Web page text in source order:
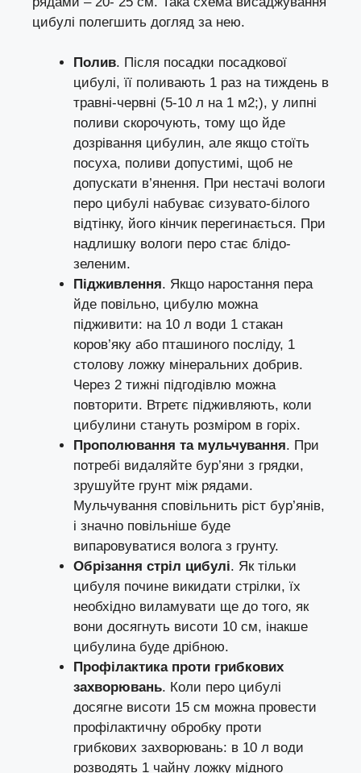
цибулі полегшить догляд за нею.
Полив. Після посадки посадкової
цибулі, її поливають 1 раз на тиждень в
травні-червні (5-10 л на 1 м2;), у липні
поливи скорочують, тому що йде
дозрівання цибулин, але якщо стоїть
посуха, поливи допустимі, щоб не
допускати в’янення. При нестачі вологи
перо цибулі набуває сизувато-білого
відтінку, його кінчик перегинається. При
надлишку вологи перо стає блідо-
зеленим.
Підживлення. Якщо наростання пера
йде повільно, цибулю можна
підживити: на 10 л води 1 стакан
коров’яку або пташиного посліду, 1
столову ложку мінеральних добрив.
Через 2 тижні підгодівлю можна
повторити. Втретє підживляють, коли
цибулини стануть розміром в горіх.
Прополювання та мульчування. При
потребі видаляйте бур’яни з грядки,
зрушуйте грунт між рядами.
Мульчування сповільнить ріст бур’янів,
і значно повільніше буде
випаровуватися волога з грунту.
Обрізання стріл цибулі. Як тільки
цибуля почине викидати стрілки, їх
необхідно виламувати ще до того, як
вони досягнуть висоти 10 см, інакше
цибулина буде дрібною.
Профілактика проти грибкових
захворювань. Коли перо цибулі
досягне висоти 15 см можна провести
профілактичну обробку проти
грибкових захворювань: в 10 л води
розводять 1 чайну ложку мідного